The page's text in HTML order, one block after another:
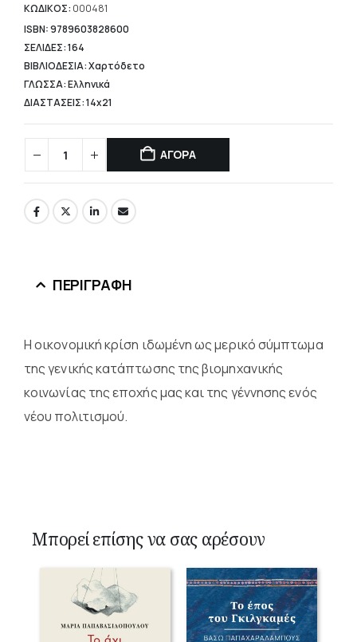
είναι:
7,42 €.
ΚΩΔΙΚΟΣ: 000481
ISBN: 9789603828600
ΣΕΛΙΔΕΣ: 164
ΒΙΒΛΙΟΔΕΣΙΑ: Χαρτόδετο
ΓΛΩΣΣΑ: Ελληνικά
ΔΙΑΣΤΑΣΕΙΣ: 14x21
ΑΓΟΡΑ
ΠΕΡΙΓΡΑΦΉ
Η οικονομική κρίση ιδωμένη ως μερικό σύμπτωμα
της γενικής κατάπτωσης της βιομηχανικής
κοινωνίας της εποχής μας και της γέννησης ενός
νέου πολιτισμού.
Μπορεί επίσης να σας αρέσουν